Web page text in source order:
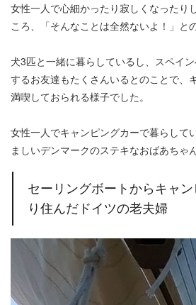
女性一人で心細かったり寂しくなったり
ころ、「そんなことは全然ないよ！」と
犬3匹と一緒に暮らしているし、スペイ
するお友達もたくさんいるとのことで、
満喫しておられる様子でした。
女性一人でキャンピングカーで暮らして
ましいデンマークのステキなおばあちゃ
セーリングボートからキャ
り住んだドイツの老夫婦